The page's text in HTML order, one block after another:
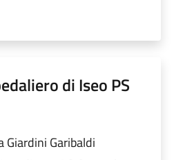
di Iseo PS
Giardini Garibaldi